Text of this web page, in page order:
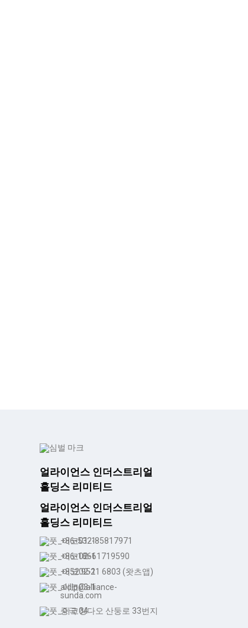
얼라이언스 인더스트리얼
홀딩스 리미티드
얼라이언스 인더스트리얼
홀딩스 리미티드
+86-532-85817971
+86-18661719590
+852 9521 6803 (왓츠앱)
aldlp@alliance-
sunda.com
중국 칭다오 산둥로 33번지